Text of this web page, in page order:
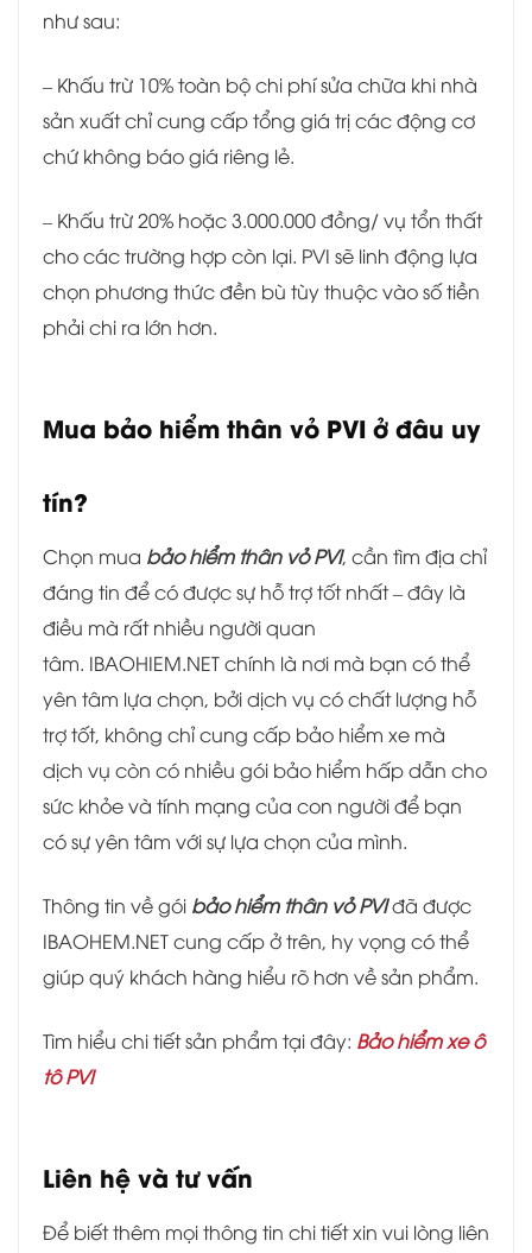
như sau:
– Khấu trừ 10% toàn bộ chi phí sửa chữa khi nhà
sản xuất chỉ cung cấp tổng giá trị các động cơ
chứ không báo giá riêng lẻ.
– Khấu trừ 20% hoặc 3.000.000 đồng/ vụ tổn thất
cho các trường hợp còn lại. PVI sẽ linh động lựa
chọn phương thức đền bù tùy thuộc vào số tiền
phải chi ra lớn hơn.
Mua bảo hiểm thân vỏ PVI ở đâu uy
tín?
Chọn mua bảo hiểm thân vỏ PVI, cần tìm địa chỉ
đáng tin để có được sự hỗ trợ tốt nhất – đây là
điều mà rất nhiều người quan
tâm. IBAOHIEM.NET chính là nơi mà bạn có thể
yên tâm lựa chọn, bởi dịch vụ có chất lượng hỗ
trợ tốt, không chỉ cung cấp bảo hiểm xe mà
dịch vụ còn có nhiều gói bảo hiểm hấp dẫn cho
sức khỏe và tính mạng của con người để bạn
có sự yên tâm với sự lựa chọn của mình.
Thông tin về gói bảo hiểm thân vỏ PVIđã được
IBAOHEM.NET cung cấp ở trên, hy vọng có thể
giúp quý khách hàng hiểu rõ hơn về sản phẩm.
Tìm hiểu chi tiết sản phẩm tại đây: Bảo hiểm xe ô
tô PVI
Liên hệ và tư vấn
Để biết thêm mọi thông tin chi tiết xin vui lòng liên